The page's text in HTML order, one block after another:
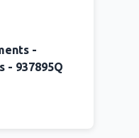
-
- 937895Q